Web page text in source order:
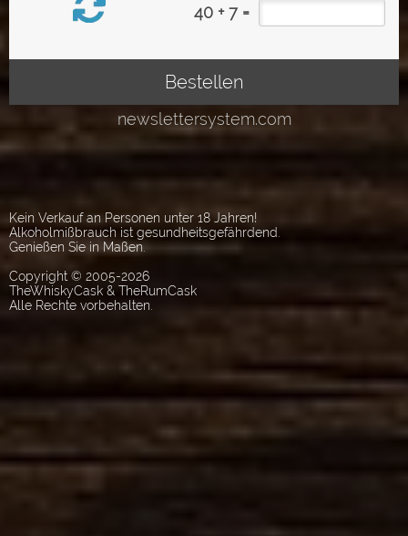
Kein Verkauf an Personen unter 18 Jahren!
Alkoholmißbrauch ist gesundheitsgefährdend.
Genießen Sie in Maßen.
Copyright © 2005-2026
TheWhiskyCask & TheRumCask
Alle Rechte vorbehalten.